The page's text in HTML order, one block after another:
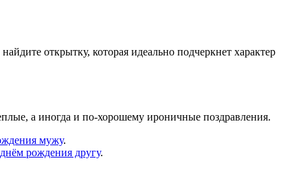
открытку, которая идеально подчеркнет характер
а иногда и по-хорошему ироничные поздравления.
мужу.
рождения другу.